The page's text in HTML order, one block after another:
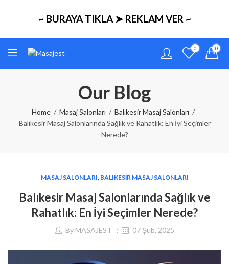
~ BURAYA TIKLA ➤ REKLAM VER ~
0 0
Our Blog
Home Masaj Salonları
Balıkesir Masaj Salonları
Balıkesir Masaj Salonlarında Sağlık ve Rahatlık: En İyi Seçimler
Nerede?
MASAJ SALONLARI, BALIKESIR MASAJ SALONLARI
Balıkesir Masaj Salonlarında Sağlık ve
Rahatlık: En İyi Seçimler Nerede?
By MASAJEST 07 Şub, 2025